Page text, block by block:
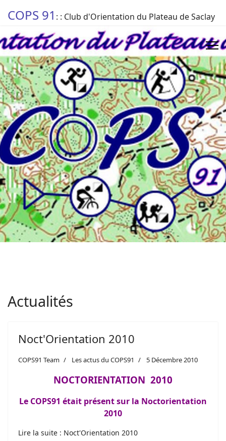
COPS 91 : : Club d'Orientation du Plateau de Saclay
Actualités
Noct'Orientation 2010
COPS91 Team Les actus du COPS91 5 Décembre 2010
NOCTORIENTATION 2010
Le COPS91 était présent sur la Noctorientation
2010
Lire la suite : Noct'Orientation 2010